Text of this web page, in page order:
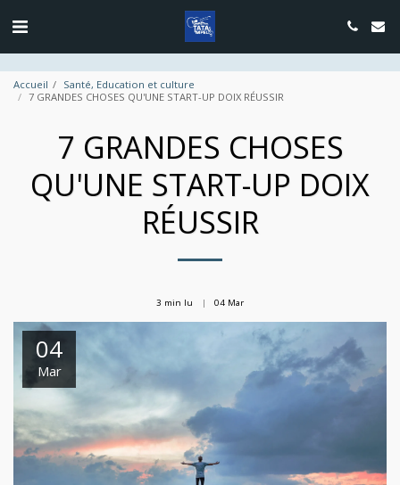
google.com, pub-4889604885818732, DIRECT, f08c47fec0942fa0
Accueil
Santé, Education et culture
7 GRANDES CHOSES QU'UNE START-UP DOIX RÉUSSIR
7 GRANDES CHOSES
QU'UNE START-UP DOIX
RÉUSSIR
3 min lu 04 Mar
04
Mar